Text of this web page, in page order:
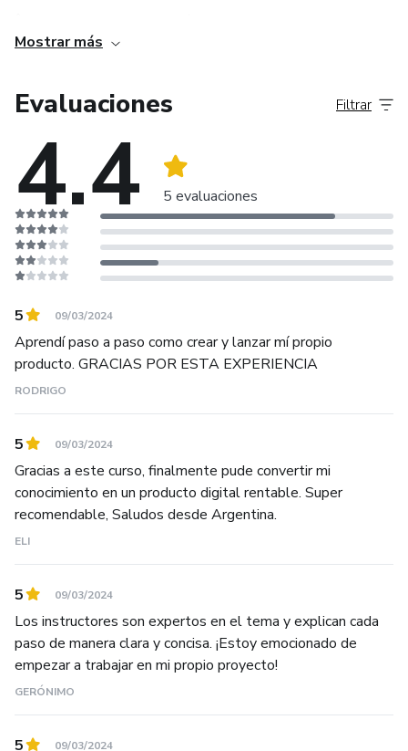
productos digitales; también me dedico a guiar a otras
en el entorno online. Como Comunity Manager, tengo la
habilidad de construir y fortalecer comunidades en línea,
fomentando conexiones significativas.
🤝Mi misión principal es ayudar a emprendedores y
empresas a crecer por internet. Actúo como "Closer de
Ventas", utilizando mis habilidades para cerrar tratos de
manera efectiva y brindar resultados tangibles.
infatigable. Siempre estoy en busca de nuevas
oportunidades, estrategias innovadoras y tendencias
emergentes que puedan beneficiar a aquellos con los que
colaboro.
🙏Mi filosofía se centra en la colaboración y el crecimiento
mutuo. Creo en la importancia de construir relaciones
sólidas y sostenibles en el mundo digital, donde cada
interacción cuenta.
Mostrar más
Evaluaciones
4.4 5 evaluaciones
Filtrar
5 09/03/2024
Aprendí paso a paso como crear y lanzar mí propio
producto. GRACIAS POR ESTA EXPERIENCIA
RODRIGO
5 09/03/2024
Gracias a este curso, finalmente pude convertir mi
conocimiento en un producto digital rentable. Super
recomendable, Saludos desde Argentina.
ELI
5 09/03/2024
Los instructores son expertos en el tema y explican cada
paso de manera clara y concisa. ¡Estoy emocionado de
empezar a trabajar en mi propio proyecto!
GERÓNIMO
5 09/03/2024